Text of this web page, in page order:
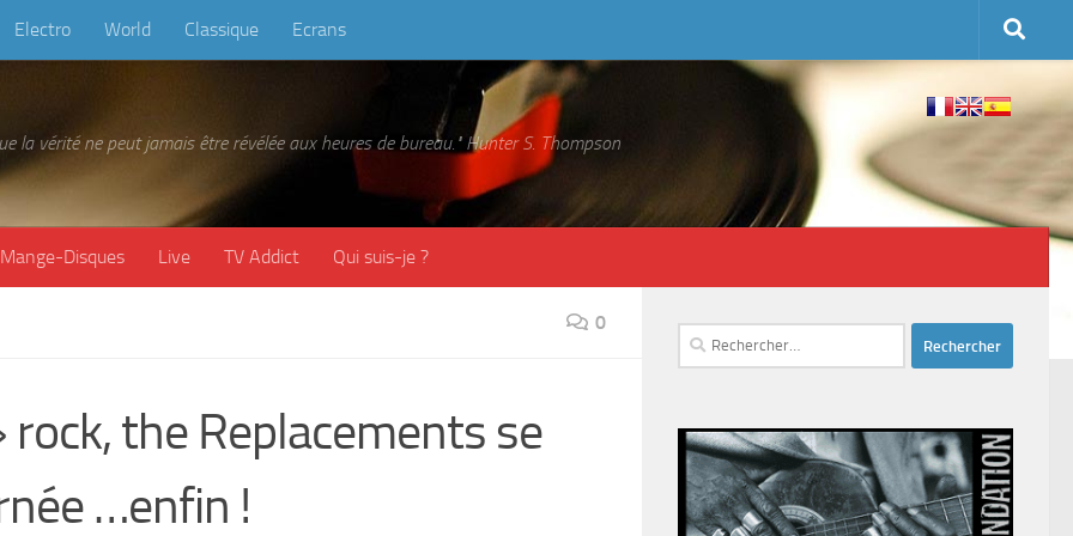
Electro World Classique Ecrans
la vérité ne peut jamais être révélée aux heures de bureau." Hunter S. Thompson
Mange-Disques Live TV Addict Qui suis-je ?
0
the Replacements se
…enfin !
Rechercher :